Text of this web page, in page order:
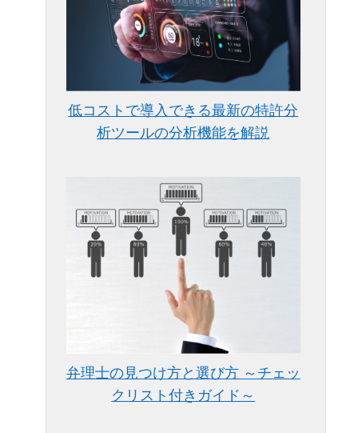
低コストで導入できる最新の特許分
析ツールの分析機能を解説
弁理士の見つけ方と選び方 ～チェッ
クリスト付きガイド～